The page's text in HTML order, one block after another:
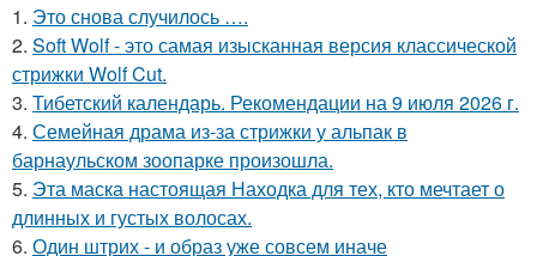
1. Это снова случилось ….
2. Soft Wolf - это самая изысканная версия классической
стрижки Wolf Cut.
3. Тибетский календарь. Рекомендации на 9 июля 2026 г.
4. Семейная драма из-за стрижки у альпак в
барнаульском зоопарке произошла.
5. Эта маска настоящая Находка для тех, кто мечтает о
длинных и густых волосах.
6. Один штрих - и образ уже совсем иначе